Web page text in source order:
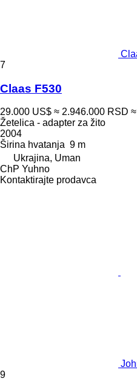
7
Claas F530
29.000 US$ ≈ 2.946.000 RSD
Žetelica - adapter za žito
2004
Širina hvatanja 9 m
Ukrajina, Uman
ChP Yuhno
Kontaktirajte prodavca
9